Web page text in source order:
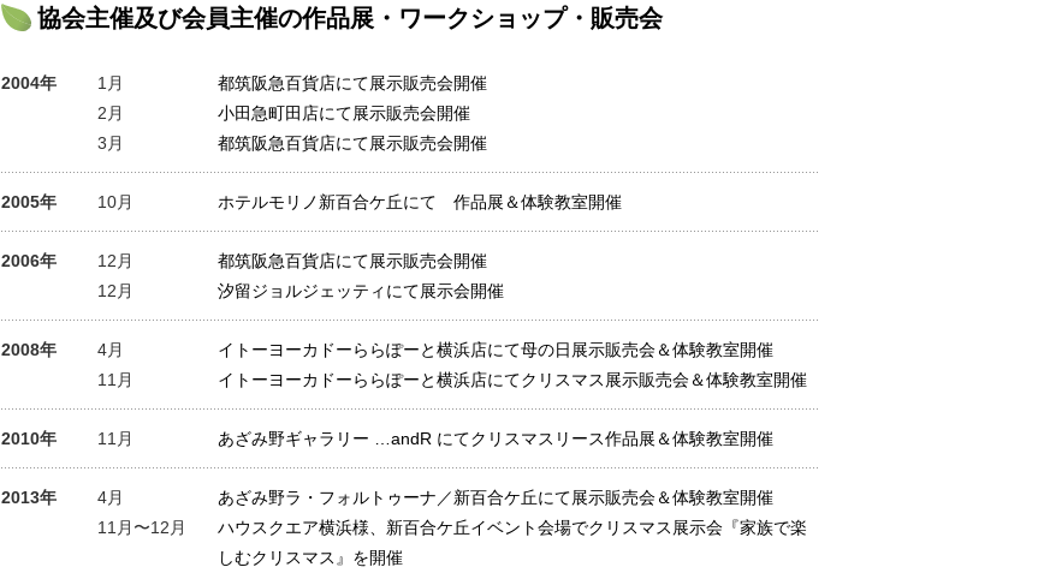
協会主催及び会員主催の作品展・ワークショップ・販売会
2004年 1月
都筑阪急百貨店にて展示販売会開催
2月
小田急町田店にて展示販売会開催
3月
都筑阪急百貨店にて展示販売会開催
2005年 10月 ホテルモリノ新百合ケ丘にて 作品展＆体験教室開催
2006年 12月
都筑阪急百貨店にて展示販売会開催
12月
汐留ジョルジェッティにて展示会開催
2008年 4月
イトーヨーカドーららぽーと横浜店にて母の日展示販売会＆体験教室開催
11月
イトーヨーカドーららぽーと横浜店にてクリスマス展示販売会＆体験教室開催
2010年 11月 あざみ野ギャラリー …andR にてクリスマスリース作品展＆体験教室開催
2013年 4月
あざみ野ラ・フォルトゥーナ／新百合ケ丘にて展示販売会＆体験教室開催
11月〜12月
ハウスクエア横浜様、新百合ケ丘イベント会場でクリスマス展示会『家族で楽
しむクリスマス』を開催